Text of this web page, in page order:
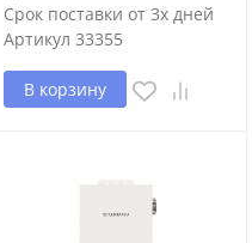
Срок поставки от 3х дней
Артикул 33355
В корзину